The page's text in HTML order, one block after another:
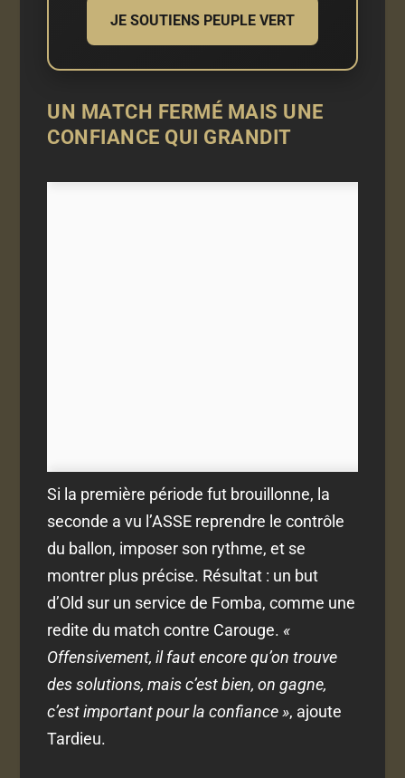
JE SOUTIENS PEUPLE VERT
UN MATCH FERMÉ MAIS UNE
CONFIANCE QUI GRANDIT
Si la première période fut brouillonne, la
seconde a vu l’ASSE reprendre le contrôle
du ballon, imposer son rythme, et se
montrer plus précise. Résultat : un but
d’Old sur un service de Fomba, comme une
redite du match contre Carouge.«
Offensivement, il faut encore qu’on trouve
des solutions, mais c’est bien, on gagne,
c’est important pour la confiance », ajoute
Tardieu.